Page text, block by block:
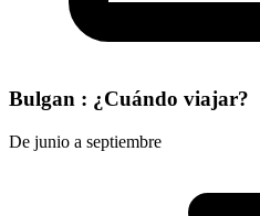
Bulgan : ¿Cuándo viajar?
De junio a septiembre